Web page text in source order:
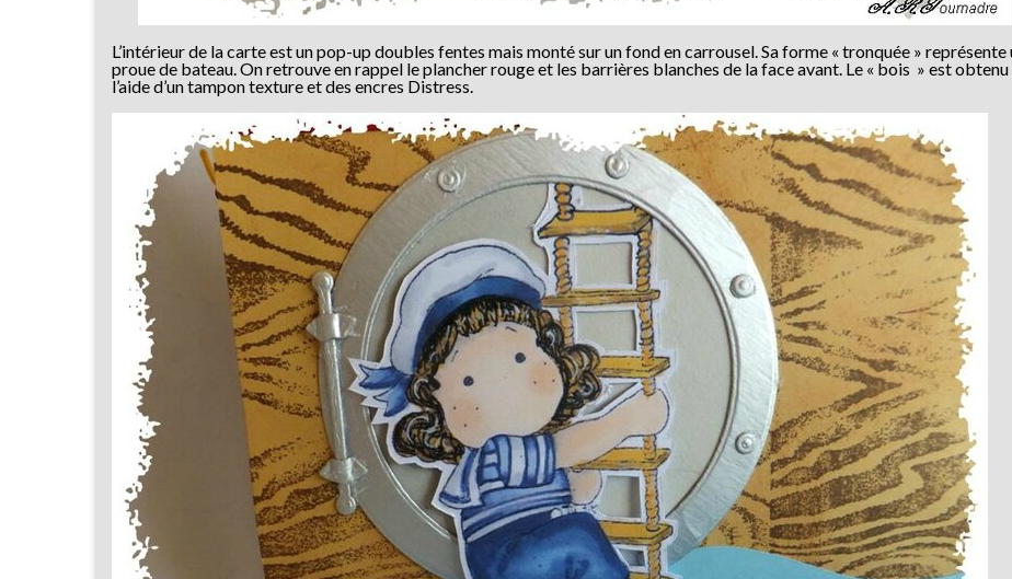
L’intérieur de la carte est un pop-up doubles fentes mais monté sur un fond en carrousel. Sa forme « tronquée » représente
proue de bateau. On retrouve en rappel le plancher rouge et les barrières blanches de la face avant. Le « bois » est obtenu
l’aide d’un tampon texture et des encres Distress.